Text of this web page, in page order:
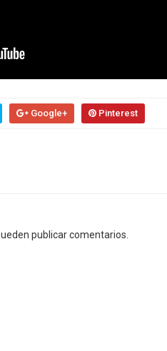
Google+ Pinterest
publicar comentarios.